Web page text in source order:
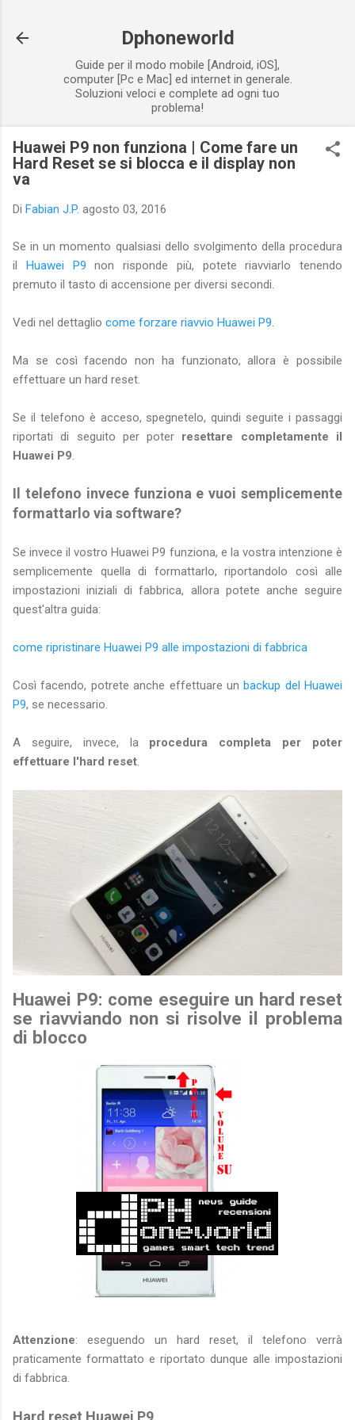
Dphoneworld
Guide per il modo mobile [Android, iOS],
computer [Pc e Mac] ed internet in generale.
Soluzioni veloci e complete ad ogni tuo
problema!
Huawei P9 non funziona | Come fare un
Hard Reset se si blocca e il display non
va
Di Fabian J.P. agosto 03, 2016
Se in un momento qualsiasi dello svolgimento della procedura
il Huawei P9 non risponde più, potete riavviarlo tenendo
premuto il tasto di accensione per diversi secondi.
Vedi nel dettaglio come forzare riavvio Huawei P9
Ma se così facendo non ha funzionato, allora è possibile
effettuare un hard reset.
Se il telefono è acceso, spegnetelo, quindi seguite i passaggi
riportati di seguito per poter resettare completamente il
Huawei P9
Il telefono invece funziona e vuoi semplicemente
formattarlo via software?
Se invece il vostro Huawei P9 funziona, e la vostra intenzione è
semplicemente quella di formattarlo, riportandolo così alle
impostazioni iniziali di fabbrica, allora potete anche seguire
quest'altra guida:
come ripristinare Huawei P9 alle impostazioni di fabbrica
Così facendo, potrete anche effettuare unbackup del Huawei
P9, se necessario.
A seguire, invece, la procedura completa per poter
effettuare l'hard reset
Huawei P9: come eseguire un hard reset
se riavviando non si risolve il problema
di blocco
Attenzione: eseguendo un hard reset, il telefono verrà
praticamente formattato e riportato dunque alle impostazioni
di fabbrica.
Hard reset Huawei P9